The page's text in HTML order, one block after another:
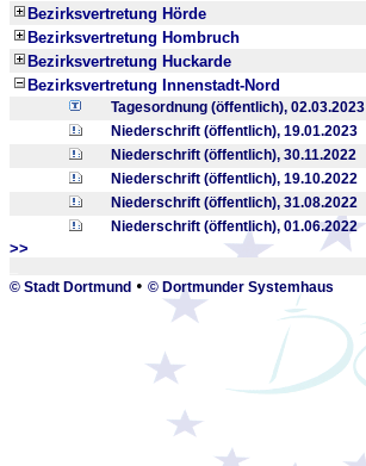
Bezirksvertretung Hörde
Bezirksvertretung Hombruch
Bezirksvertretung Huckarde
Bezirksvertretung Innenstadt-Nord
Tagesordnung (öffentlich), 02.03.2023
Niederschrift (öffentlich), 19.01.2023
Niederschrift (öffentlich), 30.11.2022
Niederschrift (öffentlich), 19.10.2022
Niederschrift (öffentlich), 31.08.2022
Niederschrift (öffentlich), 01.06.2022
>>
© Stadt Dortmund • © Dortmunder Systemhaus